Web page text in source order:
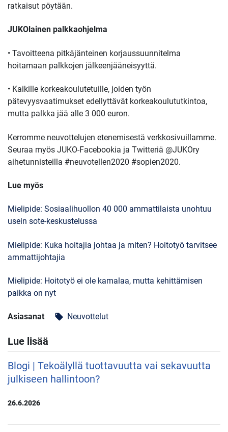
ratkaisut pöytään.
JUKOlainen palkkaohjelma
• Tavoitteena pitkäjänteinen korjaussuunnitelma
hoitamaan palkkojen jälkeenjääneisyyttä.
• Kaikille korkeakoulutetuille, joiden työn
pätevyysvaatimukset edellyttävät korkeakoulututkintoa,
mutta palkka jää alle 3 000 euron.
Kerromme neuvottelujen etenemisestä verkkosivuillamme.
Seuraa myös JUKO-Facebookia ja Twitteriä @JUKOry
aihetunnisteilla #neuvotellen2020 #sopien2020.
Lue myös
Mielipide: Sosiaalihuollon 40 000 ammattilaista unohtuu
usein sote-keskustelussa
Mielipide: Kuka hoitajia johtaa ja miten? Hoitotyö tarvitsee
ammattijohtajia
Mielipide: Hoitotyö ei ole kamalaa, mutta kehittämisen
paikka on nyt
Asiasanat local_offer Neuvottelut
Lue lisää
Blogi | Tekoälyllä tuottavuutta vai sekavuutta
julkiseen hallintoon?
26.6.2026